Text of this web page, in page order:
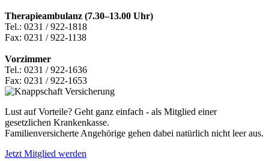
Therapieambulanz (7.30–13.00 Uhr)
Tel.: 0231 / 922-1818
Fax: 0231 / 922-1138
Vorzimmer
Tel.: 0231 / 922-1636
Fax: 0231 / 922-1653
Lust auf Vorteile? Geht ganz einfach - als Mitglied einer
gesetzlichen Krankenkasse.
Familienversicherte Angehörige gehen dabei natürlich nicht leer aus.
Jetzt Mitglied werden